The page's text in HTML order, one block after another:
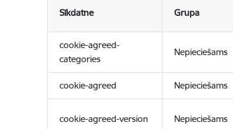
Sīkdatne Grupa
cookie-agreed-
categories
Nepieciešams
cookie-agreed Nepieciešams
cookie-agreed-version Nepieciešams